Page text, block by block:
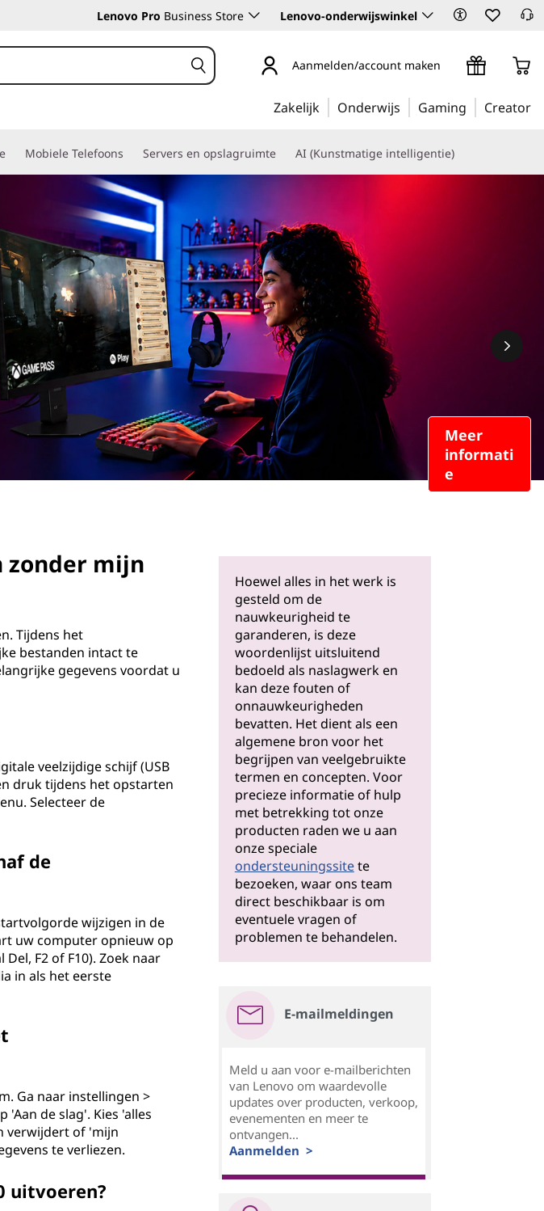
Lenovo Pro Business Store Lenovo-onderwijswinkel
Aanmelden/account maken
Zakelijk Onderwijs Gaming Creator
Mobiele Telefoons Servers en opslagruimte AI (Kunstmatige intelligentie)
Meer
informati
e
zonder mijn
Tijdens het
bestanden intact te
gegevens voordat u
veelzijdige schijf (USB
druk tijdens het opstarten
Selecteer de
de
wijzigen in de
uw computer opnieuw op
F2 of F10). Zoek naar
in als het eerste
Ga naar instellingen >
de slag'. Kies 'alles
verwijdert of 'mijn
te verliezen.
uitvoeren?
Hoewel alles in het werk is
gesteld om de
nauwkeurigheid te
garanderen, is deze
woordenlijst uitsluitend
bedoeld als naslagwerk en
kan deze fouten of
onnauwkeurigheden
bevatten. Het dient als een
algemene bron voor het
begrijpen van veelgebruikte
termen en concepten. Voor
precieze informatie of hulp
met betrekking tot onze
producten raden we u aan
onze speciale
ondersteuningssitete
bezoeken, waar ons team
direct beschikbaar is om
eventuele vragen of
problemen te behandelen.
E-mailmeldingen
Meld u aan voor e-mailberichten
van Lenovo om waardevolle
updates over producten, verkoop,
evenementen en meer te
ontvangen...
Aanmelden >